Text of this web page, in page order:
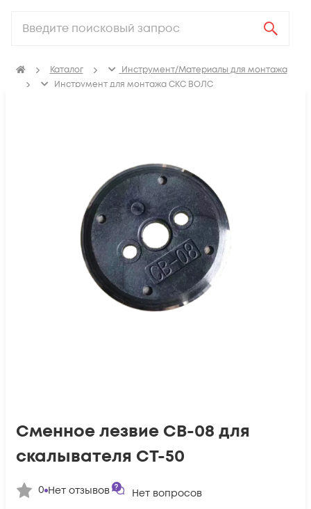
Каталог
Инструмент/Материалы для монтажа
Инструмент для монтажа СКС ВОЛС
Сменное лезвие CB-08 для
скалывателя CT-50
0 Нет отзывов Нет вопросов